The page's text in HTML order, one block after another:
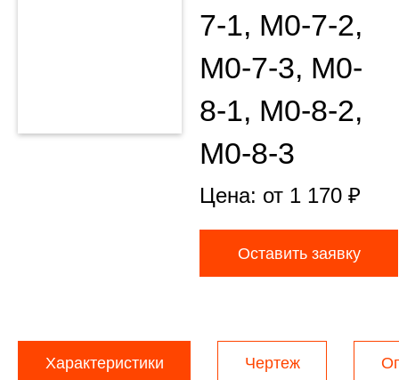
7-1, М0-7-2,
М0-7-3, М0-
8-1, М0-8-2,
М0-8-3
Цена: от 1 170 ₽
Оставить заявку
Характеристики Чертеж